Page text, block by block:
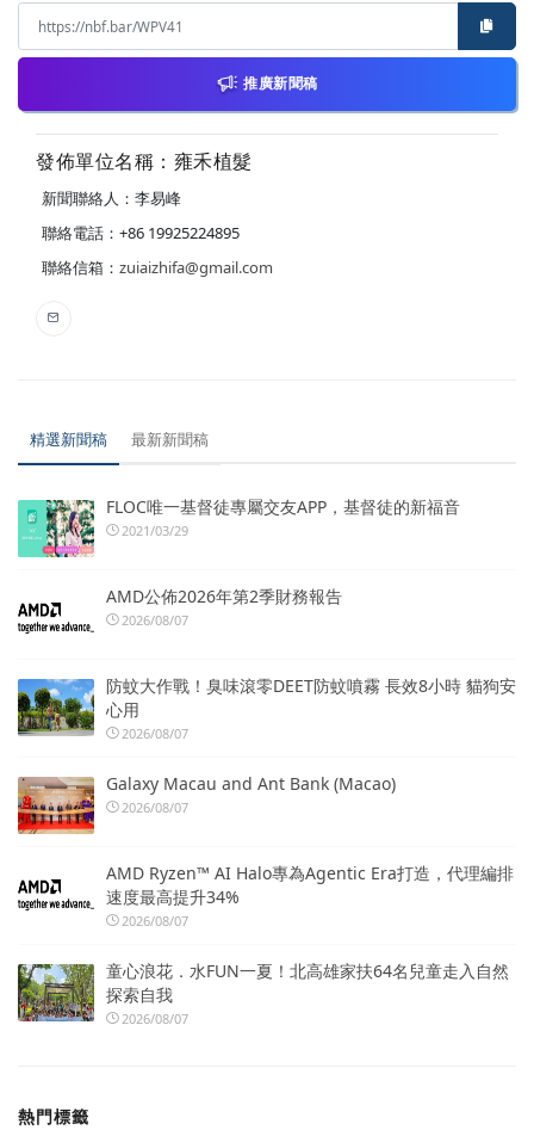
推廣新聞稿
發佈單位名稱：雍禾植髮
新聞聯絡人：李易峰
聯絡電話：+86 19925224895
聯絡信箱： zuiaizhifa@gmail.com
精選新聞稿 最新新聞稿
FLOC唯一基督徒專屬交友APP，基督徒的新福音
2021/03/29
AMD公佈2026年第2季財務報告
2026/08/07
防蚊大作戰！臭味滾零DEET防蚊噴霧 長效8小時 貓狗安
心用
2026/08/07
Galaxy Macau and Ant Bank (Macao)
2026/08/07
AMD Ryzen™ AI Halo專為Agentic Era打造，代理編排
速度最高提升34%
2026/08/07
童心浪花．水FUN一夏！北高雄家扶64名兒童走入自然
探索自我
2026/08/07
熱門標籤